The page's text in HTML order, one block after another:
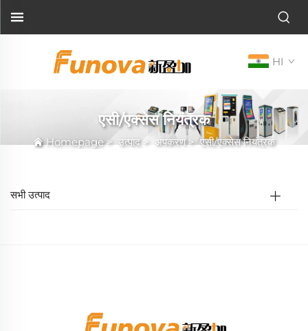
HI
एसी/एक्सेस नियंत्रक
Homepage>उत्पाद> अपकरण>एसी/एक्सेस नियंत्रक
सभी उत्पाद